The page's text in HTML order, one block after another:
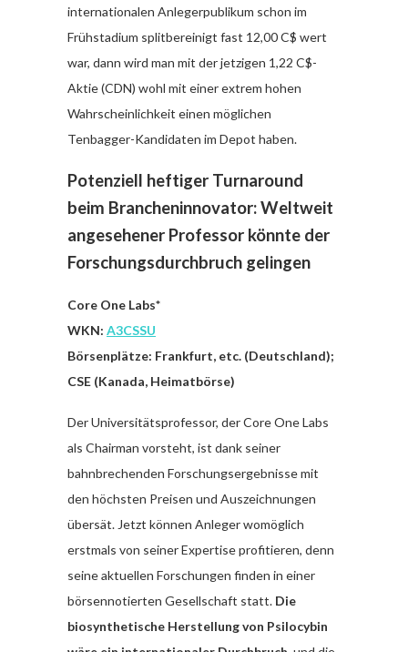
internationalen Anlegerpublikum schon im
Frühstadium splitbereinigt fast 12,00 C$ wert
war, dann wird man mit der jetzigen 1,22 C$-
Aktie (CDN) wohl mit einer extrem hohen
Wahrscheinlichkeit einen möglichen
Tenbagger-Kandidaten im Depot haben.
Potenziell heftiger Turnaround
beim Brancheninnovator: Weltweit
angesehener Professor könnte der
Forschungsdurchbruch gelingen
Core One Labs*
WKN: A3CSSU
Börsenplätze: Frankfurt, etc. (Deutschland);
CSE (Kanada, Heimatbörse)
Der Universitätsprofessor, der Core One Labs
als Chairman vorsteht, ist dank seiner
bahnbrechenden Forschungsergebnisse mit
den höchsten Preisen und Auszeichnungen
übersät. Jetzt können Anleger womöglich
erstmals von seiner Expertise profitieren, denn
seine aktuellen Forschungen finden in einer
börsennotierten Gesellschaft statt. Die
biosynthetische Herstellung von Psilocybin